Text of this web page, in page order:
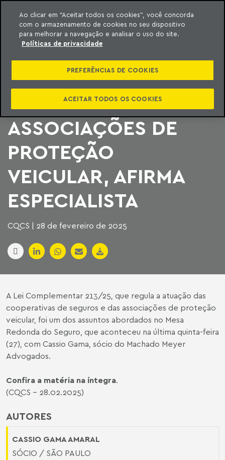
o conteúdo
Machado Meyer
CORRETORES PODEM
SER DISTRIBUIDORES
DE PRODUTOS DAS
ASSOCIAÇÕES DE
PROTEÇÃO
VEICULAR, AFIRMA
ESPECIALISTA
CQCS | 28 de fevereiro de 2025
AUTORES
CASSIO GAMA AMARAL
SÓCIO / SÃO PAULO
A Lei Complementar 213/25, que regula a atuação das
cooperativas de seguros e das associações de proteção
veicular, foi um dos assuntos abordados no Mesa
Redonda do Seguro, que aconteceu na última quinta-feira
(27), com Cassio Gama, sócio do Machado Meyer
Advogados.
Confira a matéria na íntegra.
(CQCS - 28.02.2025)
Ao clicar em “Aceitar todos os cookies”, você concorda
com o armazenamento de cookies no seu dispositivo
para melhorar a navegação e analisar o uso do site.
Políticas de privacidade
PREFERÊNCIAS DE COOKIES
ACEITAR TODOS OS COOKIES